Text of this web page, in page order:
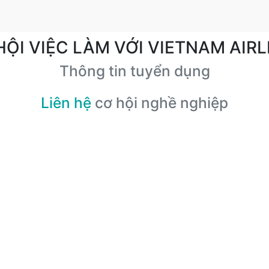
VIỆC LÀM VỚI VIETNAM
Thông tin tuyển dụng
Liên hệ cơ hội nghề nghiệp